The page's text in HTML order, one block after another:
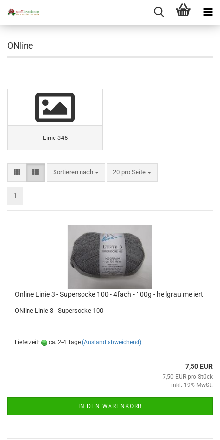
ONline
Linie 345
Sortieren nach
Sortieren nach 20 pro Seite
pro Seite
1
Online Linie 3 - Supersocke 100 - 4fach - 100g - hellgrau meliert
ONline Linie 3 - Supersocke 100
Lieferzeit: ca. 2-4 Tage (Ausland abweichend)
7,50 EUR
7,50 EUR pro Stück
inkl. 19% MwSt.
IN DEN WARENKORB